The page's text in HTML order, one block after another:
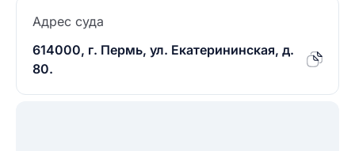
Адрес суда
614000, г. Пермь, ул. Екатерининская, д.
80.